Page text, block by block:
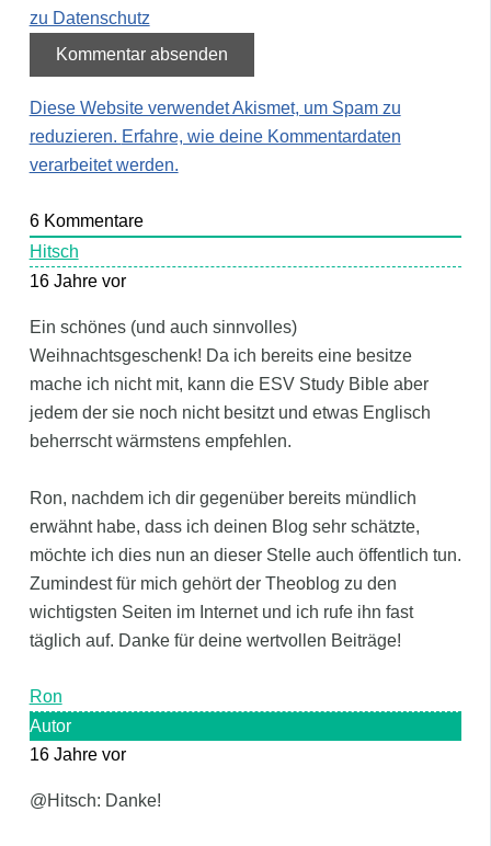
zu Datenschutz
Diese Website verwendet Akismet, um Spam zu
reduzieren. Erfahre, wie deine Kommentardaten
verarbeitet werden.
6Kommentare
Hitsch
16 Jahre vor
Ein schönes (und auch sinnvolles)
Weihnachtsgeschenk! Da ich bereits eine besitze
mache ich nicht mit, kann die ESV Study Bible aber
jedem der sie noch nicht besitzt und etwas Englisch
beherrscht wärmstens empfehlen.
Ron, nachdem ich dir gegenüber bereits mündlich
erwähnt habe, dass ich deinen Blog sehr schätzte,
möchte ich dies nun an dieser Stelle auch öffentlich tun.
Zumindest für mich gehört der Theoblog zu den
wichtigsten Seiten im Internet und ich rufe ihn fast
täglich auf. Danke für deine wertvollen Beiträge!
Ron
Autor
16 Jahre vor
@Hitsch: Danke!